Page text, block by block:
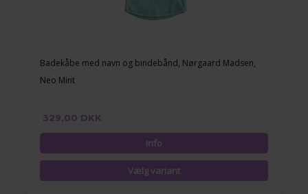
Badekåbe med navn og bindebånd, Nørgaard Madsen,
Neo Mint
329,00 DKK